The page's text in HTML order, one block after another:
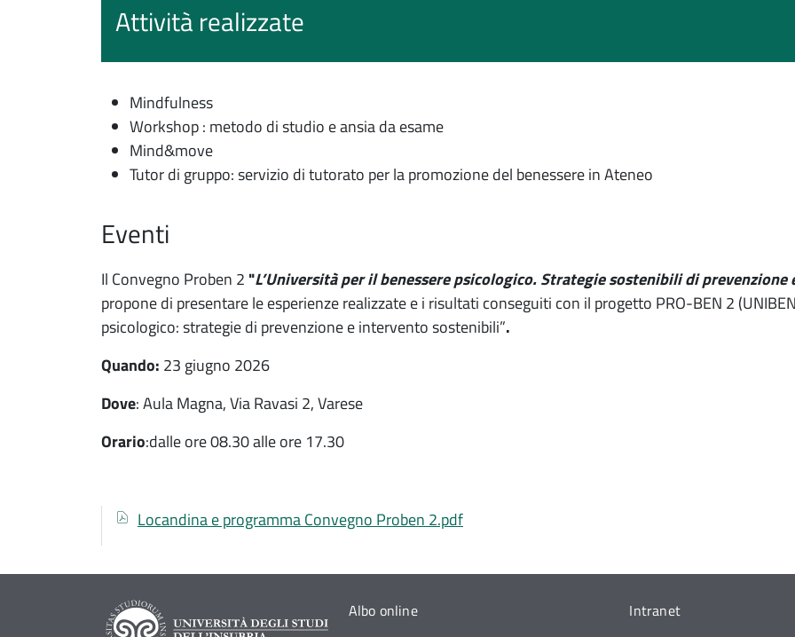
Attività realizzate
Mindfulness
Workshop : metodo di studio e ansia da esame
Mind&move
Tutor di gruppo: servizio di tutorato per la promozione del benessere in Ateneo
Eventi
Il Convegno Proben 2 "L’Università per il benessere psicologico. Strategie sostenibili di
propone di presentare le esperienze realizzate e i risultati conseguiti con il progetto PRO-BEN 2
psicologico: strategie di prevenzione e intervento sostenibili”.
Quando: 23 giugno 2026
Dove: Aula Magna, Via Ravasi 2, Varese
Orario:dalle ore 08.30 alle ore 17.30
Documenti
Documento
Locandina e programma Convegno Proben 2.pdf
Albo online
Intranet